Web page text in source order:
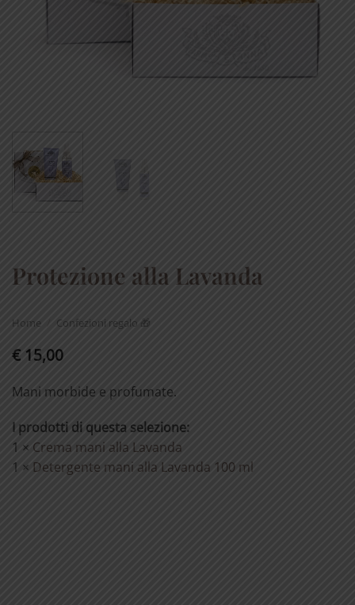
Protezione alla Lavanda
Home Confezioni regalo 🎁
€15,00
Mani morbide e profumate.
I prodotti di questa selezione:
1 × Crema mani alla Lavanda
1 × Detergente mani alla Lavanda 100 ml